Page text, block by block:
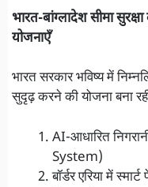
भारत-बांग्लादेश सीमा
योजनाएँ
भारत सरकार भविष्य में
सुदृढ़ करने की योजना बना
AI-आधारित
System)
बॉर्डर एरिया में